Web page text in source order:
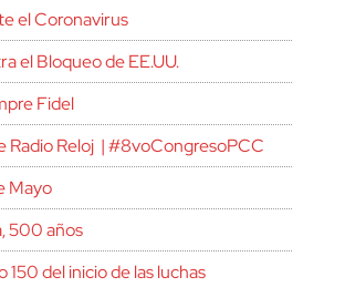
el Coronavirus
el Bloqueo de EE.UU.
Fidel
Radio Reloj | #8voCongresoPCC
Mayo
500 años
150 del inicio de las luchas